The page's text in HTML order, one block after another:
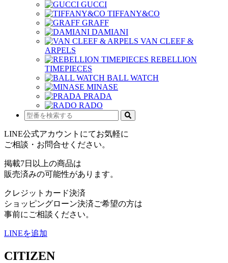
GUCCI
TIFFANY&CO
GRAFF
DAMIANI
VAN CLEEF &
ARPELS
REBELLION
TIMEPIECES
BALL WATCH
MINASE
PRADA
RADO
LINE公式アカウントにてお気軽に
ご相談・お問合せください。
掲載7日以上の商品は
販売済みの可能性があります。
クレジットカード決済
ショッピングローン決済ご希望の方は
事前にご相談ください。
LINEを追加
CITIZEN